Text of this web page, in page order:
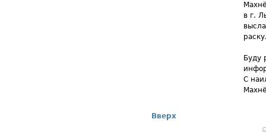
в г.
Буду
С
Вверх